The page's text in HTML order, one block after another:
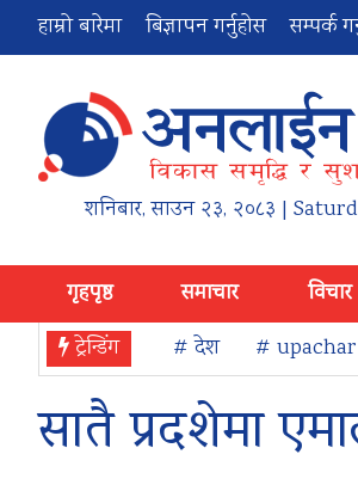
हाम्रो बारेमा बिज्ञापन गर्नुहोस सम्पर्क
शनिबार,साउन २३, २०८३ |
गृहपृष्ठ समाचार विचार
ट्रेन्डिंग
# देश # upachar
सातै प्रदशेमा